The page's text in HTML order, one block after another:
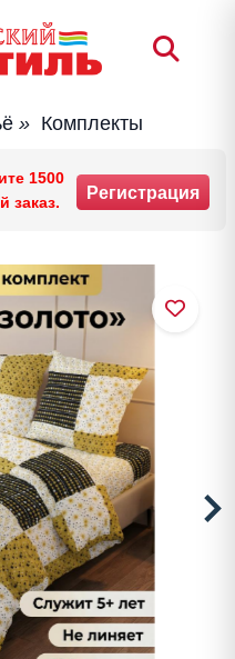
» Комплекты
1500
заказ.
Регистрация